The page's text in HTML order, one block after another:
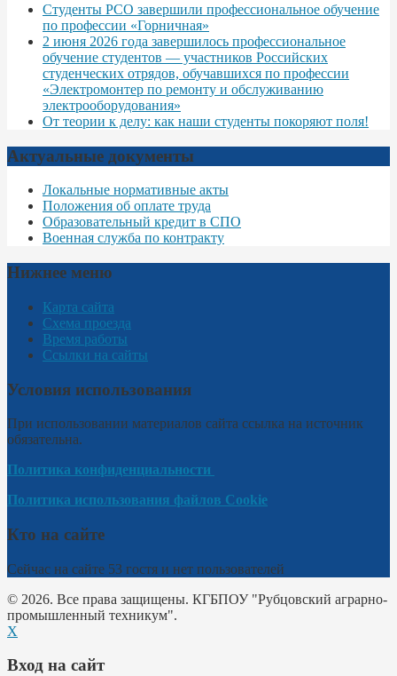
Студенты РСО завершили профессиональное обучение
по профессии «Горничная»
2 июня 2026 года завершилось профессиональное
обучение студентов — участников Российских
студенческих отрядов, обучавшихся по профессии
«Электромонтер по ремонту и обслуживанию
электрооборудования»
От теории к делу: как наши студенты покоряют поля!
Актуальные документы
Локальные нормативные акты
Положения об оплате труда
Образовательный кредит в СПО
Военная служба по контракту
Нижнее меню
Карта сайта
Схема проезда
Время работы
Ссылки на сайты
Условия использования
При использовании материалов сайта ссылка на источник
обязательна.
Политика конфиденциальности
Политика использования файлов Cookie
Кто на сайте
Сейчас на сайте 53 гостя и нет пользователей
© 2026. Все права защищены. КГБПОУ "Рубцовский аграрно-
промышленный техникум".
X
Вход на сайт